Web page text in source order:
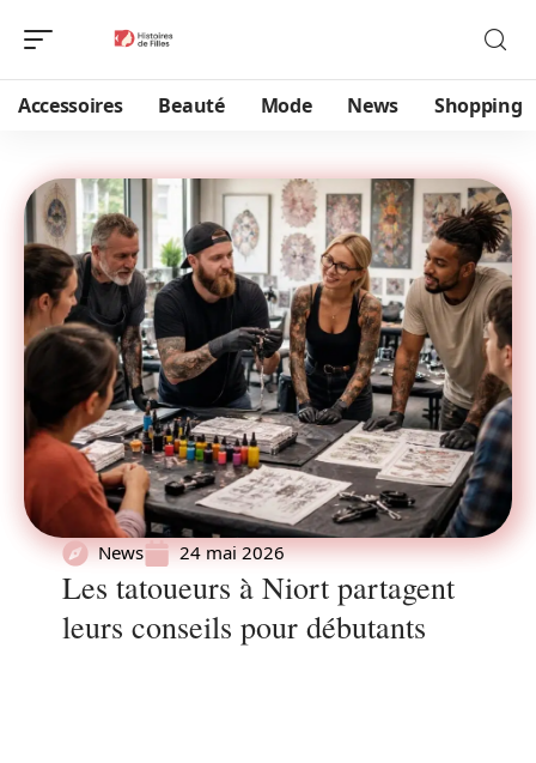
Accessoires Beauté Mode News Shopping
News 24 mai 2026
Les tatoueurs à Niort partagent
leurs conseils pour débutants